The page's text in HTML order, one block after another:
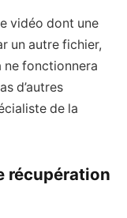
vidéo dont une
un autre fichier,
ne fonctionnera
d’autres
de la
récupération